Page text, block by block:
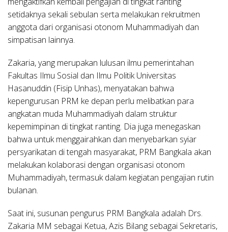
setidaknya sekali sebulan serta melakukan rekruitmen
anggota dari organisasi otonom Muhammadiyah dan
simpatisan lainnya.
Zakaria, yang merupakan lulusan ilmu pemerintahan
Fakultas Ilmu Sosial dan Ilmu Politik Universitas
Hasanuddin (Fisip Unhas), menyatakan bahwa
kepengurusan PRM ke depan perlu melibatkan para
angkatan muda Muhammadiyah dalam struktur
kepemimpinan di tingkat ranting. Dia juga menegaskan
bahwa untuk menggairahkan dan menyebarkan syiar
persyarikatan di tengah masyarakat, PRM Bangkala akan
melakukan kolaborasi dengan organisasi otonom
Muhammadiyah, termasuk dalam kegiatan pengajian rutin
bulanan.
Saat ini, susunan pengurus PRM Bangkala adalah Drs.
Zakaria MM sebagai Ketua, Azis Bilang sebagai Sekretaris,